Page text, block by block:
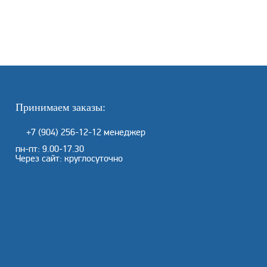
Принимаем заказы:
+7 (904) 256-12-12 менеджер
пн-пт: 9.00-17.30
Через сайт: круглосуточно